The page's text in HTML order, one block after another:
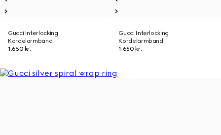
Gucci Interlocking
Kordelarmband
1.650 kr.
Gucci Interlocking
Kordelarmband
1.650 kr.